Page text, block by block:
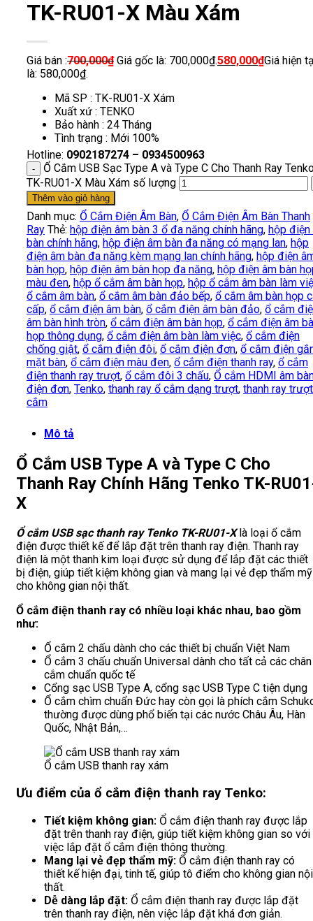
TK-RU01-X Màu Xám
Giá bán :700,000₫ Giá gốc là: 700,000₫.580,000₫Giá hiện
là: 580,000₫.
Mã SP : TK-RU01-X Xám
Xuất xứ : TENKO
Bảo hành : 24 Tháng
Tình trạng : Mới 100%
Hotline: 0902187274 – 0934500963
Ổ Cắm USB Sạc Type A và Type C Cho Thanh Ray
TK-RU01-X Màu Xám số lượng
Thêm vào giỏ hàng
Danh mục: Ổ Cắm Điện Âm Bàn, Ổ Cắm Điện Âm Bàn Thanh
Ray Thẻ: hộp điện âm bàn 3 ổ đa năng chính hãng, hộp điện
bàn chính hãng, hộp điện âm bàn đa năng có mạng lan, hộp
điện âm bàn đa năng kèm mạng lan chính hãng, hộp điện
bàn họp, hộp điện âm bàn họp đa năng, hộp điện âm bàn
màu đen, hộp ổ cắm âm bàn họp, hộp ổ cắm âm bàn làm
ổ cắm âm bàn, ổ cắm âm bàn đảo bếp, ổ cắm âm bàn họp
cấp, ổ cắm điện âm bàn, ổ cắm điện âm bàn đảo, ổ cắm
âm bàn hình tròn, ổ cắm điện âm bàn họp, ổ cắm điện âm
họp thông dụng, ổ cắm điện âm bàn làm việc, ổ cắm điện
chống giật, ổ cắm điện đôi, ổ cắm điện đơn, ổ cắm điện
mặt bàn, ổ cắm điện màu đen, ổ cắm điện thanh ray, ổ cắm
điện thanh ray trượt, ổ cắm đôi 3 chấu, Ổ cắm HDMI âm
điện đơn, Tenko, thanh ray ổ cắm dạng trượt, thanh ray
cắm
Mô tả
Ổ Cắm USB Type A và Type C Cho
Thanh Ray Chính Hãng Tenko TK-
X
Ổ cắm USB sạc thanh ray Tenko TK-RU01-Xlà loại ổ cắm
điện được thiết kế để lắp đặt trên thanh ray điện. Thanh ray
điện là một thanh kim loại được sử dụng để lắp đặt các thiết
bị điện, giúp tiết kiệm không gian và mang lại vẻ đẹp thẩm mỹ
cho không gian nội thất.
Ổ cắm điện thanh ray có nhiều loại khác nhau, bao gồm
như:
Ổ cắm 2 chấu dành cho các thiết bị chuẩn Việt Nam
Ổ cắm 3 chấu chuẩn Universal dành cho tất cả các chân
cắm chuẩn quốc tế
Cổng sạc USB Type A, cổng sạc USB Type C tiện dụng
Ổ cắm chìm chuẩn Đức hay còn gọi là phích cắm
thường được dùng phổ biến tại các nước Châu Âu, Hàn
Quốc, Nhật Bản,…
Ổ cắm USB thanh ray xám
Ưu điểm của ổ cắm điện thanh ray Tenko:
Tiết kiệm không gian: Ổ cắm điện thanh ray được lắp
đặt trên thanh ray điện, giúp tiết kiệm không gian so với
việc lắp đặt ổ cắm điện thông thường.
Mang lại vẻ đẹp thẩm mỹ: Ổ cắm điện thanh ray có
thiết kế hiện đại, tinh tế, giúp tô điểm cho không gian nội
thất.
Dễ dàng lắp đặt: Ổ cắm điện thanh ray được lắp đặt
trên thanh ray điện, nên việc lắp đặt khá đơn giản.